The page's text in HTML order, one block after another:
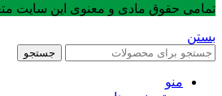
تمامی حقوق مادی و معنوی این سایت
بستن
جستجو
منو